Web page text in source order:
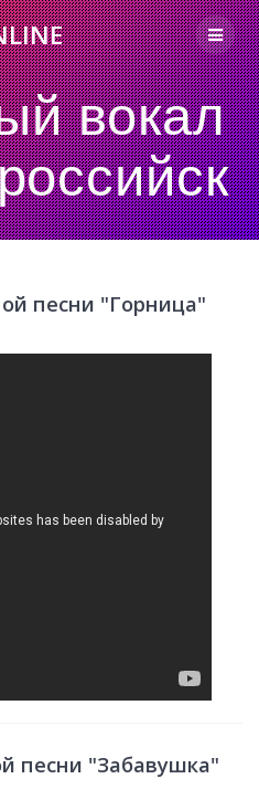
Skip
to
content
вокал
песни "Горница"
песни "Забавушка"